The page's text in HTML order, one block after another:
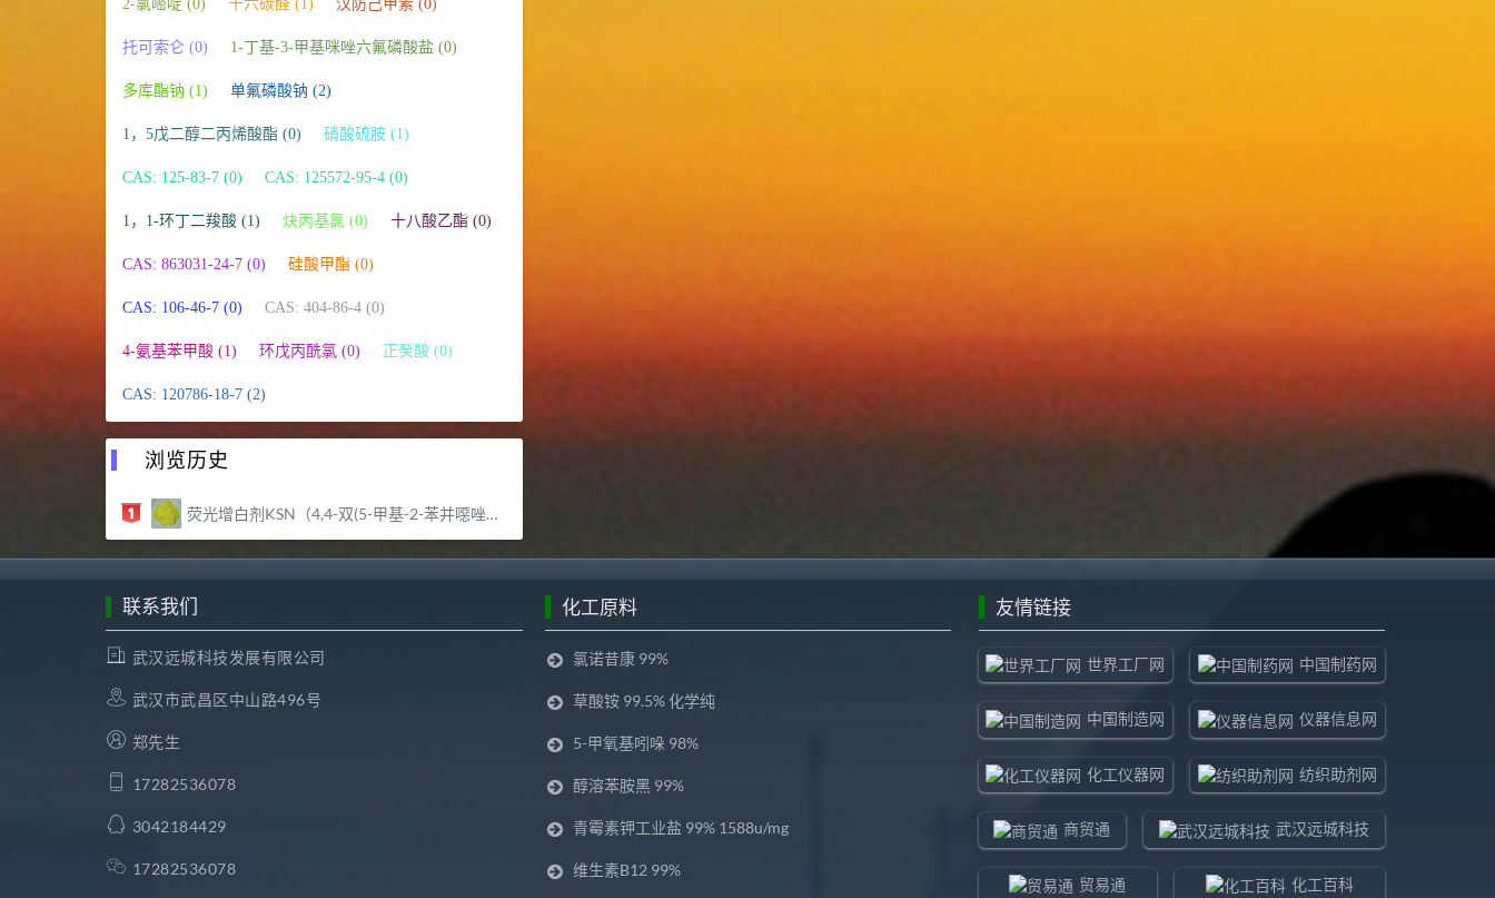
2-氯嘧啶 (0) 十六碳醛 (1) 汉防己甲素 (0)
托可索仑 (0) 1-丁基-3-甲基咪唑六氟磷酸盐 (0)
多库酯钠 (1) 单氟磷酸钠 (2)
1，5戊二醇二丙烯酸酯 (0) 硝酸硫胺 (1)
CAS: 125-83-7 (0) CAS: 125572-95-4 (0)
1，1-环丁二羧酸 (1) 炔丙基氯 (0) 十八酸乙酯 (0)
CAS: 863031-24-7 (0) 硅酸甲酯 (0)
CAS: 106-46-7 (0) CAS: 404-86-4 (0)
4-氨基苯甲酸 (1) 环戊丙酰氯 (0) 正癸酸 (0)
CAS: 120786-18-7 (2)
浏览历史
荧光增白剂KSN（4,4-双(5-甲基-2-苯并噁唑基)二苯乙烯） 99% – 武汉远城科技发展有限公司
联系我们
武汉远城科技发展有限公司
武汉市武昌区中山路496号
郑先生
17282536078
3042184429
17282536078
化工原料
氯诺昔康 99%
草酸铵 99.5% 化学纯
5-甲氧基吲哚 98%
醇溶苯胺黑 99%
青霉素钾工业盐 99% 1588u/mg
维生素B12 99%
友情链接
世界工厂网 中国制药网
中国制造网 仪器信息网
化工仪器网 纺织助剂网
商贸通 武汉远城科技
贸易通 化工百科